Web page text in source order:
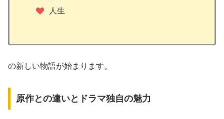
人生
の新しい物語が始まります。
原作との違いとドラマ独自の魅力